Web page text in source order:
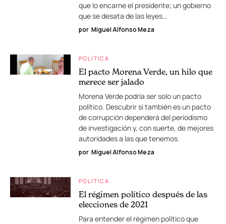
que lo encarne el presidente; un gobierno
que se desata de las leyes…
por Miguel Alfonso Meza
POLÍTICA
El pacto Morena Verde, un hilo que
merece ser jalado
Morena Verde podría ser solo un pacto
político. Descubrir si también es un pacto
de corrupción dependerá del periodismo
de investigación y, con suerte, de mejores
autoridades a las que tenemos.
por Miguel Alfonso Meza
POLÍTICA
El régimen político después de las
elecciones de 2021
Para entender el régimen político que